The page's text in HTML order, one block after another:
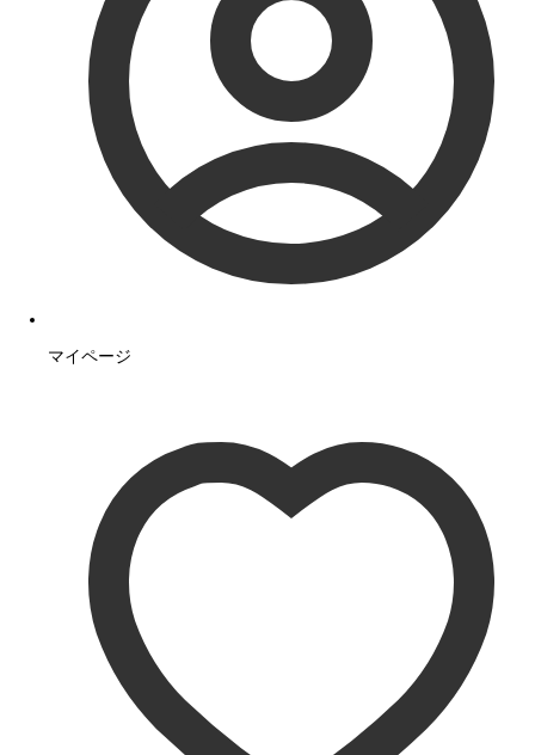
マイページ